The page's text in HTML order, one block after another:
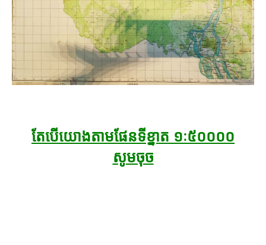
តែបើយោងតាមផែនទីខ្នាត ១ៈ៥០០០០
សូមចុច